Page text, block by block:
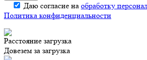
Даю согласие на обработку
Политика конфиденциальности
Расстояние загрузка
Довезем за загрузка